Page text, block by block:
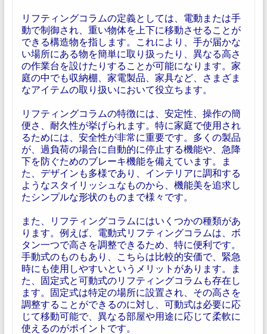
リフティングコラムの定義としては、電動または手
動で制御され、重い物体を上下に移動させることが
できる構造物を指します。これにより、手が届かな
い場所にある物を簡単に取り扱ったり、異なる高さ
の作業台を設けたりすることが可能になります。家
庭の中でも収納棚、家電製品、家具など、さまざま
なアイテムの取り扱いにおいて役立ちます。
リフティングコラムの特徴には、安定性、操作の簡
便さ、耐久性が挙げられます。特に家庭で使用され
るためには、安全性が非常に重要です。多くの製品
が、過負荷の場合に自動的に停止する機能や、急降
下を防ぐためのブレーキ機能を備えています。ま
た、デザインも多様であり、インテリアに調和する
ようなスタイリッシュなものから、機能美を追求し
たシンプルな形状のものまで様々です。
また、リフティングコラムにはいくつかの種類があ
ります。例えば、電動式リフティングコラムは、ボ
タン一つで高さを調整できるため、特に便利です。
手動式のものもあり、こちらは比較的安価で、緊急
時にも使用しやすいというメリットがあります。ま
た、固定式と可動式のリフティングコラムも存在し
ます。固定式は特定の場所に設置され、その高さを
調整することができるのに対し、可動式は必要に応
じて移動可能で、異なる部屋や用途に応じて柔軟に
使えるのがポイントです。